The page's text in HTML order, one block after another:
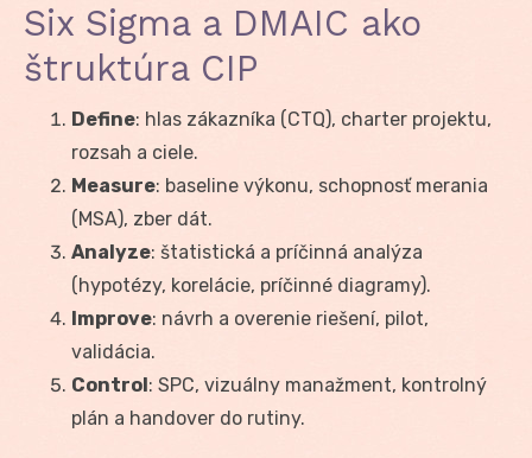
Six Sigma a DMAIC ako
štruktúra CIP
Define: hlas zákazníka (CTQ), charter projektu,
rozsah a ciele.
Measure: baseline výkonu, schopnosť merania
(MSA), zber dát.
Analyze: štatistická a príčinná analýza
(hypotézy, korelácie, príčinné diagramy).
Improve: návrh a overenie riešení, pilot,
validácia.
Control: SPC, vizuálny manažment, kontrolný
plán a handover do rutiny.